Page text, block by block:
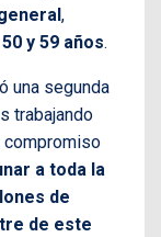
,
y 59 años.
una segunda
trabajando
compromiso
a toda la
de
de este